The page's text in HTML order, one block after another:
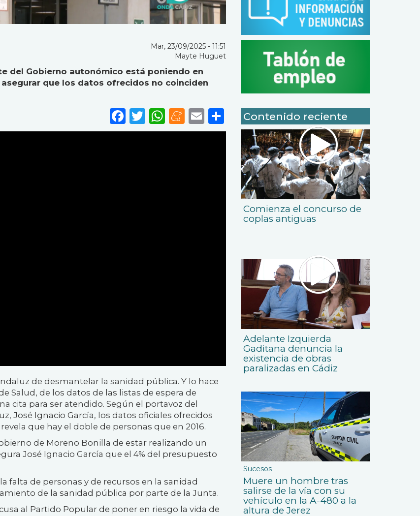
Mar, 23/09/2025 - 11:51
Mayte Huguet
del Gobierno autonómico está poniendo en
que los datos ofrecidos no coinciden
Facebook
Twitter
WhatsApp
Meneame
Email
Share
de desmantelar la sanidad pública. Y lo hace
Salud, de los datos de las listas de espera de
cita para ser atendido. Según el portavoz del
José Ignacio García, los datos oficiales ofrecidos
que hay el doble de personas que en 2016.
de Moreno Bonilla de estar realizando un
José Ignacio García que el 4% del presupuesto
de personas y de recursos en la sanidad
de la sanidad pública por parte de la Junta.
al Partido Popular de poner en riesgo la vida de
Contenido reciente
Comienza el concurso de
coplas antiguas
Adelante Izquierda
Gaditana denuncia la
existencia de obras
paralizadas en Cádiz
Sucesos
Muere un hombre tras
salirse de la vía con su
vehículo en la A-480 a la
altura de Jerez